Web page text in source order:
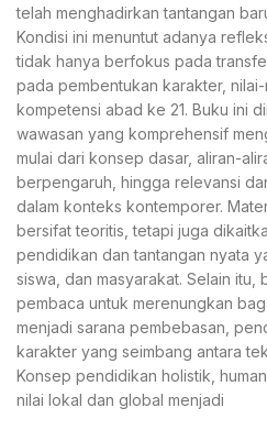
telah menghadirkan tantangan
Kondisi ini menuntut adanya
tidak hanya berfokus pada
pada pembentukan karakter,
kompetensi abad ke 21. Buku ini
wawasan yang komprehensif
mulai dari konsep dasar, aliran-
berpengaruh, hingga relevansi
dalam konteks kontemporer.
bersifat teoritis, tetapi juga
pendidikan dan tantangan nyata
siswa, dan masyarakat. Selain itu,
pembaca untuk merenungkan
menjadi sarana pembebasan,
karakter yang seimbang antara
Konsep pendidikan holistik,
nilai lokal dan global menjadi